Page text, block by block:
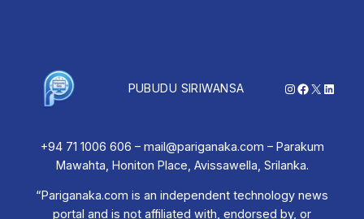
PUBUDU SIRIWANSA Instagram
Facebook
X
+94 71 1006 606 – mail@pariganaka.com – Parakum
Mawahta, Honiton Place, Avissawella, Srilanka.
“Pariganaka.com is an independent technology news
portal and is not affiliated with, endorsed by, or